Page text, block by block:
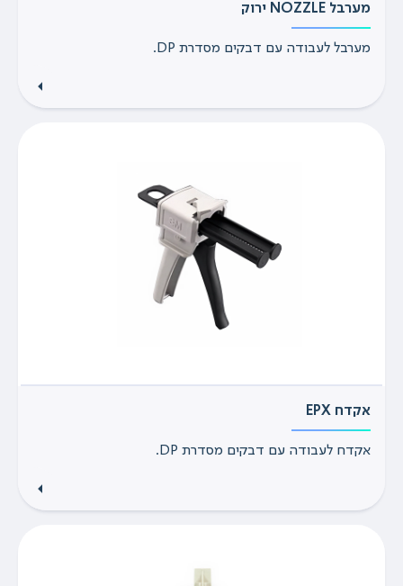
מערבל NOZZLE ירוק
מערבל לעבודה עם דבקים מסדרת DP.
אקדח EPX
אקדח לעבודה עם דבקים מסדרת DP.